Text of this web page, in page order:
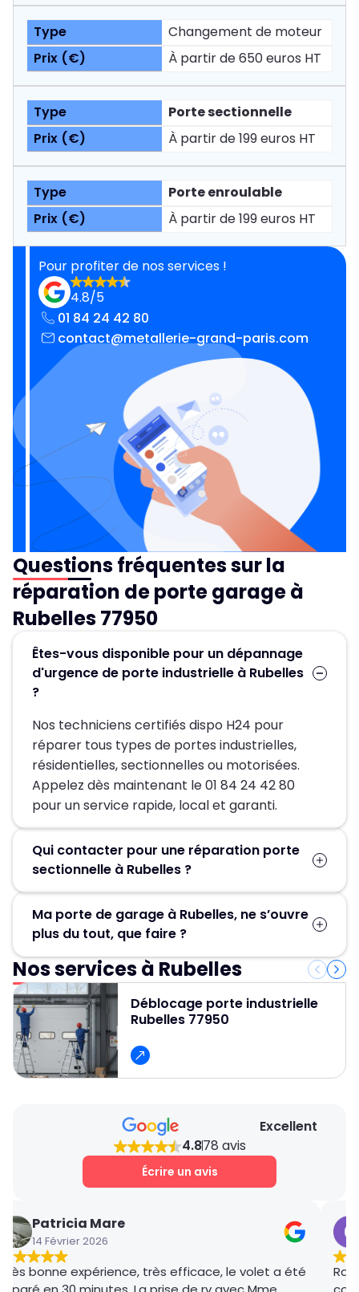
Changement de moteur
À partir de 650 euros HT
Porte sectionnelle
À partir de 199 euros HT
Porte enroulable
À partir de 199 euros HT
Pour profiter de nos services !
4.8/5
01 84 24 42 80
contact@metallerie-grand-paris.com
Questions fréquentes sur la
réparation de porte garage à
Rubelles 77950
Êtes-vous disponible pour un dépannage
d'urgence de porte industrielle à Rubelles
?
Nos techniciens certifiés dispo H24 pour
réparer tous types de portes industrielles,
résidentielles, sectionnelles ou motorisées.
Appelez dès maintenant le 01 84 24 42 80
pour un service rapide, local et garanti.
Qui contacter pour une réparation porte
sectionnelle à Rubelles ?
Rubelles, contactez MGParis au 01 84 24 42 80
! Nos artisans serruriers assurent un
dépannage rapide et efficace en 30 minute.
Ma porte de garage à Rubelles, ne s’ouvre
plus du tout, que faire ?
Contactez Métallerie Grand Paris pour un
service de déblocage porte de garage rapide,
fiable et professionnel et pour obtenir un devis
gratuit et des conseils personnalisés.
Nos services à Rubelles
Déblocage porte industrielle
Rubelles 77950
Excellent
4.878 avis
Écrire un avis
Patricia Mare
14 Février 2026
Très bonne expérience, très efficace, le volet a été